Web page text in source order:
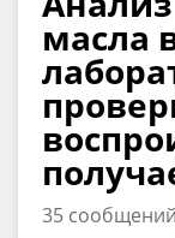
масла
35 сообщений